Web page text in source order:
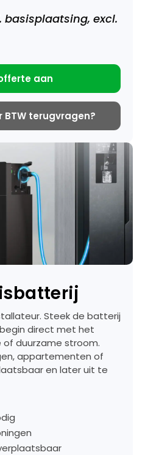
excl.
aan
BTW terugvragen?
Steek de batterij
direct met het
duurzame stroom.
appartementen of
en later uit te